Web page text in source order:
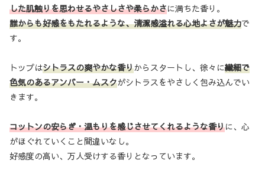
した肌触りを思わせるやさしさや柔らかさに満ちた香り。
誰からも好感をもたれるような、清潔感溢れる心地よさが魅力で
す。
トップはシトラスの爽やかな香りからスタートし、徐々に繊細で
色気のあるアンバー・ムスクがシトラスをやさしく包み込んでい
きます。
コットンの安らぎ・温もりを感じさせてくれるような香りに、心
がほぐれていくこと間違いなし。
好感度の高い、万人受けする香りとなっています。